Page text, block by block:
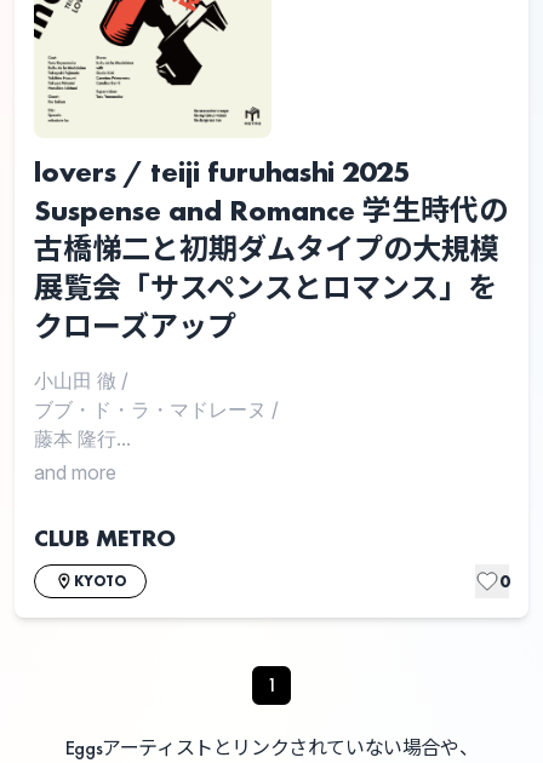
lovers / teiji furuhashi 2025
Suspense and Romance 学生時代の
古橋悌二と初期ダムタイプの大規模
展覧会「サスペンスとロマンス」を
クローズアップ
小山田 徹 /
ブブ・ド・ラ・マドレーヌ /
藤本 隆行...
and more
CLUB METRO
KYOTO 0
1
Eggsアーティストとリンクされていない場合や、